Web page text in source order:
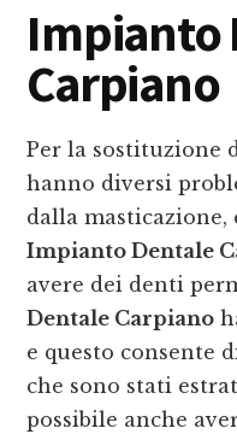
Impianto
Carpiano
Per la sostituzione
hanno diversi
dalla masticazione,
Impianto Dentale
avere dei denti
Dentale Carpiano
e questo consente
che sono stati
possibile anche